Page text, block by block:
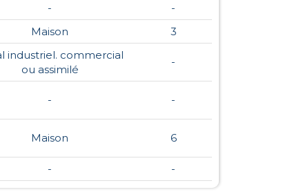
-
-
Maison 3
industriel. commercial
ou assimilé
-
- -
Maison 6
- -